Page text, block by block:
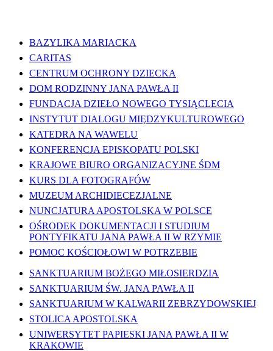
BAZYLIKA MARIACKA
CARITAS
CENTRUM OCHRONY DZIECKA
DOM RODZINNY JANA PAWŁA II
FUNDACJA DZIEŁO NOWEGO TYSIĄCLECIA
INSTYTUT DIALOGU MIĘDZYKULTUROWEGO
KATEDRA NA WAWELU
KONFERENCJA EPISKOPATU POLSKI
KRAJOWE BIURO ORGANIZACYJNE ŚDM
KURS DLA FOTOGRAFÓW
MUZEUM ARCHIDIECEZJALNE
NUNCJATURA APOSTOLSKA W POLSCE
OŚRODEK DOKUMENTACJI I STUDIUM
PONTYFIKATU JANA PAWŁA II W RZYMIE
POMOC KOŚCIOŁOWI W POTRZEBIE
SANKTUARIUM BOŻEGO MIŁOSIERDZIA
SANKTUARIUM ŚW. JANA PAWŁA II
SANKTUARIUM W KALWARII ZEBRZYDOWSKIEJ
STOLICA APOSTOLSKA
UNIWERSYTET PAPIESKI JANA PAWŁA II W
KRAKOWIE